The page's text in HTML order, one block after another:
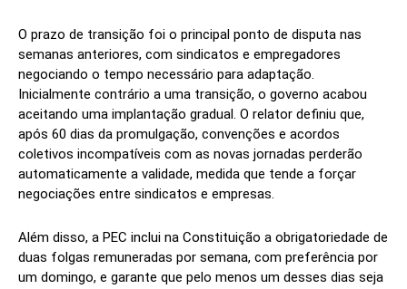
O prazo de transição foi o principal ponto de disputa nas
semanas anteriores, com sindicatos e empregadores
negociando o tempo necessário para adaptação.
Inicialmente contrário a uma transição, o governo acabou
aceitando uma implantação gradual. O relator definiu que,
após 60 dias da promulgação, convenções e acordos
coletivos incompatíveis com as novas jornadas perderão
automaticamente a validade, medida que tende a forçar
negociações entre sindicatos e empresas.
Além disso, a PEC inclui na Constituição a obrigatoriedade de
duas folgas remuneradas por semana, com preferência por
um domingo, e garante que pelo menos um desses dias seja